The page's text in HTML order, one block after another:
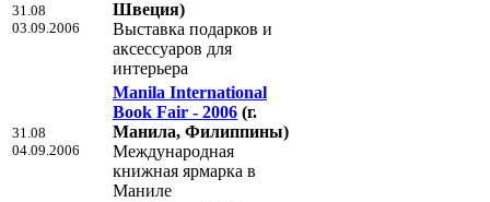
31.08
03.09.2006
Швеция)
Выставка подарков и
аксессуаров для
интерьера
31.08
04.09.2006
Manila International
Book Fair - 2006 (г.
Манила, Филиппины)
Международная
книжная ярмарка в
Маниле